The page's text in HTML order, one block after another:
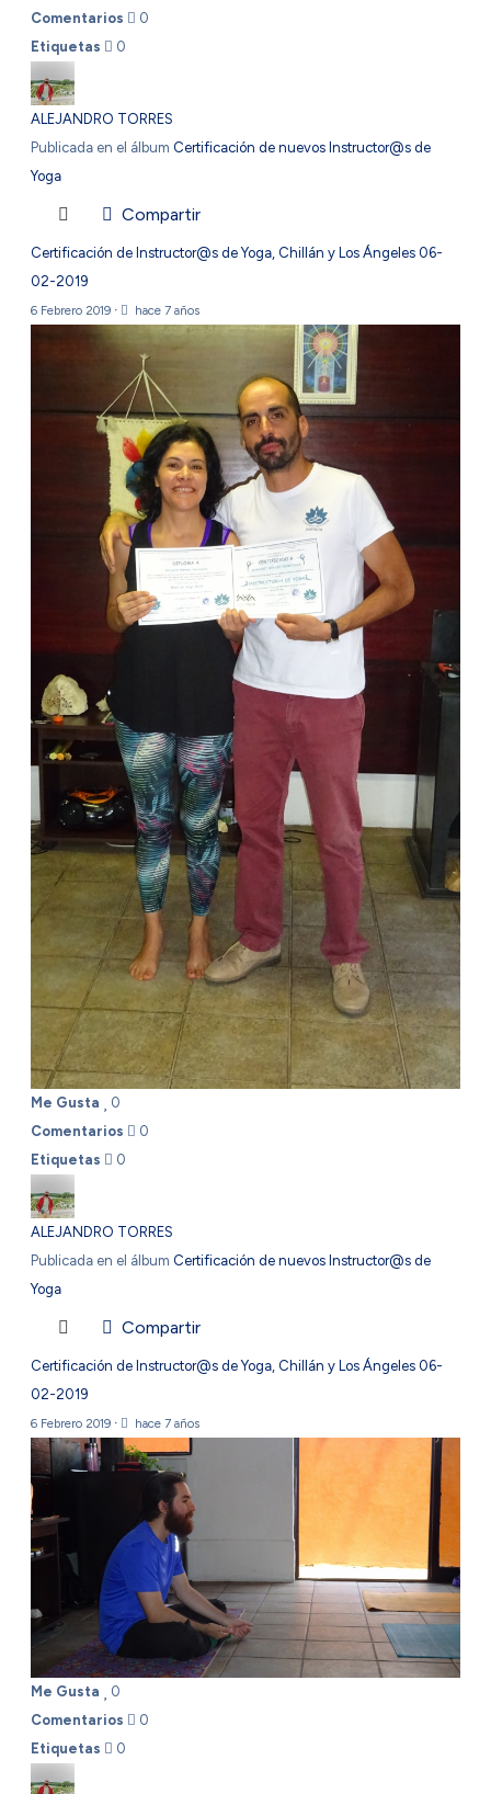
Comentarios
0
Etiquetas
0
ALEJANDRO TORRES
Publicada en el álbum Certificación de nuevos Instructor@s de
Yoga
Compartir
Certificación de Instructor@s de Yoga, Chillán y Los Ángeles 06-
02-2019
6 Febrero 2019 · hace 7 años
Me Gusta
0
Comentarios
0
Etiquetas
0
ALEJANDRO TORRES
Publicada en el álbum Certificación de nuevos Instructor@s de
Yoga
Compartir
Certificación de Instructor@s de Yoga, Chillán y Los Ángeles 06-
02-2019
6 Febrero 2019 · hace 7 años
Me Gusta
0
Comentarios
0
Etiquetas
0